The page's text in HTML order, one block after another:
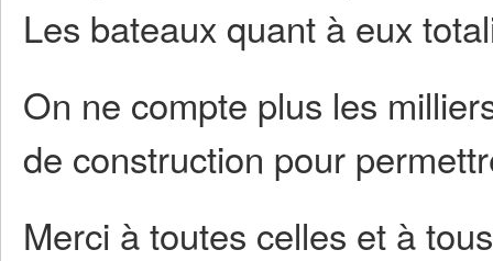
Les bateaux quant à eux
On ne compte plus les
de construction pour
Merci à toutes celles et à